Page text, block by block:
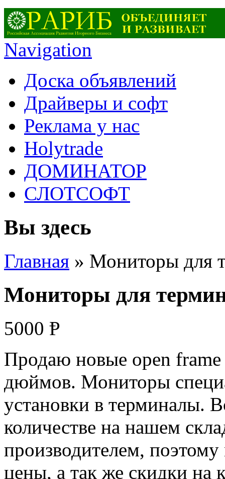
Navigation
Доска объявлений
Драйверы и софт
Реклама у нас
Holytrade
ДОМИНАТОР
СЛОТСОФТ
Вы здесь
Главная » Мониторы для
Мониторы для
5000 Ᵽ
Продаю новые open
дюймов. Мониторы
установки в терминалы.
количестве на нашем
производителем,
цены, а так же скидки на